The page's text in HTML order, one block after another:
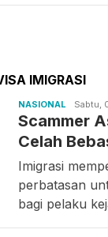
IMIGRASI
NASIONAL Candra
Gunawan
Sabtu,
Scammer
Celah
Imigrasi
perbatasan
bagi pelaku